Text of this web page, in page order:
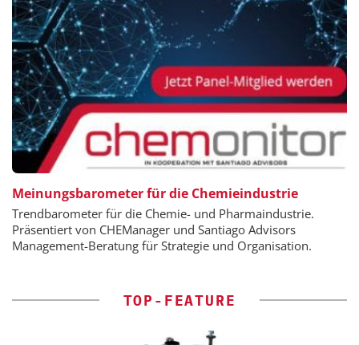
Meinungsbarometer für die Chemieindustrie
Trendbarometer für die Chemie- und Pharmaindustrie.
Präsentiert von CHEManager und Santiago Advisors
Management-Beratung für Strategie und Organisation.
TOP-FEATURE